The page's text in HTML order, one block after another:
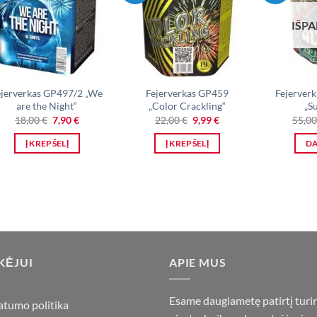
GP497/2 „We
are the Night“
18,00€ Original
price
was:
18,00 €.
7,90€Current
Į KREPŠELĮ
Fejerverkas GP459
„Color Crackling“
22,00€ Original
price
was:
22,00 €.
9,99€Current
Į KREPŠELĮ
politika
APIE MUS
Esame daugiametę patirtį